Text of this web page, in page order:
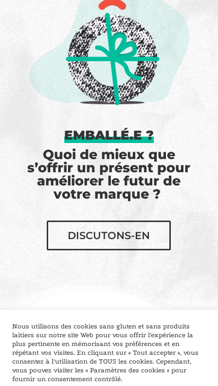
EMBALLÉ.E ?
Quoi de mieux que
s’offrir un présent pour
améliorer le futur de
votre marque ?
DISCUTONS-EN
Fabriqué avec humour, toujours :D, entre Lyon et
la Franche-Comté -SYNCHRONICITÉ-CGV-
CONFIDENTIALITÉ
Nous utilisons des cookies sans gluten et sans produits
laitiers sur notre site Web pour vous offrir l'expérience la
plus pertinente en mémorisant vos préférences et en
répétant vos visites. En cliquant sur « Tout accepter », vous
consentez à l'utilisation de TOUS les cookies. Cependant,
vous pouvez visiter les « Paramètres des cookies » pour
fournir un consentement contrôlé.